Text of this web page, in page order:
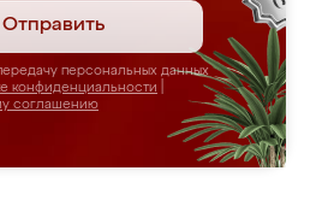
Отправить
персональных данных
конфиденциальности
соглашению